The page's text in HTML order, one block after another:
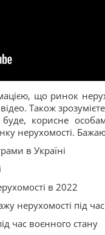
що ринок
Також
корисне
нерухомості.
в Україні
в 2022
нерухомості під
час воєнного стану